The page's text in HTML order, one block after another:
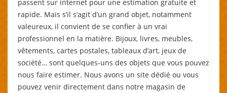
passent sur internet pour une estimation gratuite et
rapide. Mais s’il s’agit d’un grand objet, notamment
valeureux, il convient de se confier à un vrai
professionnel en la matière. Bijoux, livres, meubles,
vêtements, cartes postales, tableaux d’art, jeux de
société… sont quelques-uns des objets que vous pouvez
nous faire estimer. Nous avons un site dédié ou vous
pouvez venir directement dans notre magasin de